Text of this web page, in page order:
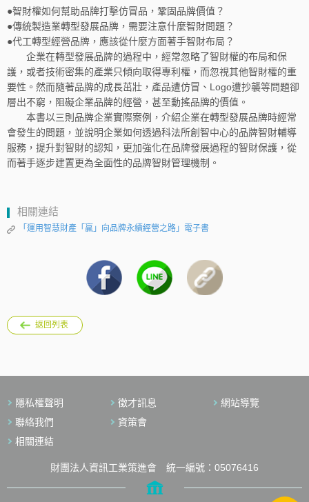
●智財權如何幫助品牌打擊仿冒品，鞏固品牌價值？
●傳統製造業轉型發展品牌，需要注意什麼智財問題？
●代工轉型經營品牌，應該從什麼方面著手智財布局？
企業在轉型發展品牌的過程中，經常忽略了智財權的布局和保
護，或者技術密集的產業只傾向取得專利權，而忽視其他智財權的重
要性。然而隨著品牌的成長茁壯，產品遭仿冒、Logo遭抄襲等問題卻
層出不窮，阻礙企業品牌的經營，甚至動搖品牌的價值。
本書以三則品牌企業實際案例，介紹企業在轉型發展品牌時經常
會發生的問題，並說明企業如何透過科法所創智中心的品牌智財輔導
服務，提升對智財的認知，更加強化在品牌發展過程的智財保護，從
而著手逐步建置更為全面性的品牌智財管理機制。
相關連結
「運用智慧財產「贏」向品牌永續經營之路」電子書
返回列表
隱私權聲明 徵才訊息
網站導覽
聯絡我們
資策會
相關連結
財團法人資訊工業策進會 統一編號：05076416